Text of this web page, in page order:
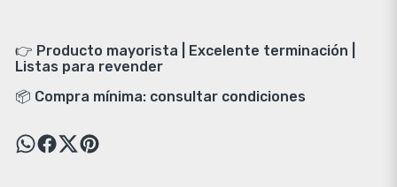
👉 Producto mayorista | Excelente terminación |
Listas para revender
📦 Compra mínima: consultar condiciones